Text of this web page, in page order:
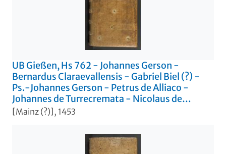
UB Gießen, Hs 762 - Johannes Gerson -
Bernardus Claraevallensis - Gabriel Biel (?) -
Ps.-Johannes Gerson - Petrus de Alliaco -
Johannes de Turrecremata - Nicolaus de
Clemangiis. - UB Gießen, Hs 762
[Mainz (?)], 1453